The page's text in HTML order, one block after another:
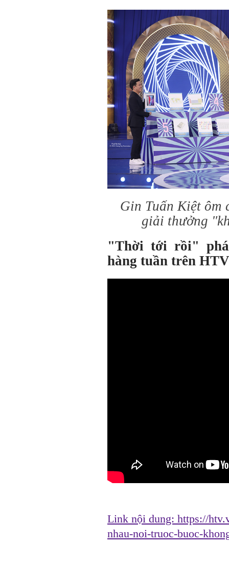
Gin Tuấn Kiệt ôm
giải thưởng
"Thời tới rồi"
hàng tuần trên
Link nội dung: https://
nhau-noi-truoc-buoc-